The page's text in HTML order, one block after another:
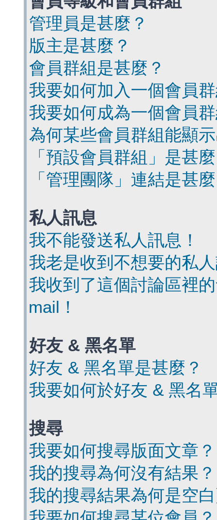
管理員是甚麼？
版主是甚麼？
會員群組是甚麼？
我要如何加入一個會員
我要如何成為一個會員
為何某些會員群組能顯
「預設會員群組」是甚
「管理團隊」連結是甚
私人訊息
我不能發送私人訊息！
我老是收到不想要的私
我收到了這個討論區裡
mail！
好友 & 黑名單
好友 & 黑名單是甚麼？
我要如何於好友 & 黑名
搜尋
我要如何搜尋版面文章？
我的搜尋為何沒有結果？
我的搜尋結果為何是空